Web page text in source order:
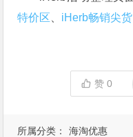
所属分类： 海淘优惠
特价区
iHerb畅销尖货
赞0